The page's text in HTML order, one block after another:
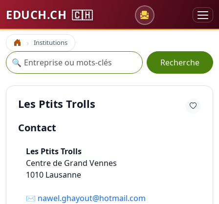
EDUCH.CH 🇨🇭
Accueil Institutions
Recherche
🔍 Recherche
Les Ptits Trolls
Contact
Les Ptits Trolls
Centre de Grand Vennes
1010 Lausanne
✉️ nawel.ghayout@hotmail.com